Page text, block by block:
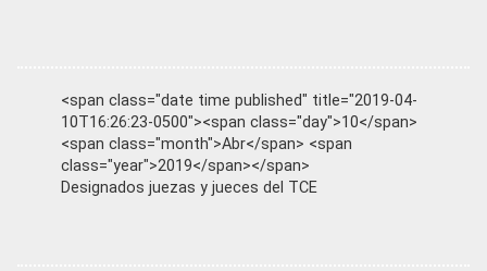
<span class="date time published" title="2019-04-
10T16:26:23-0500"><span class="day">10</span>
<span class="month">Abr</span> <span
class="year">2019</span></span>
Designados juezas y jueces del TCE